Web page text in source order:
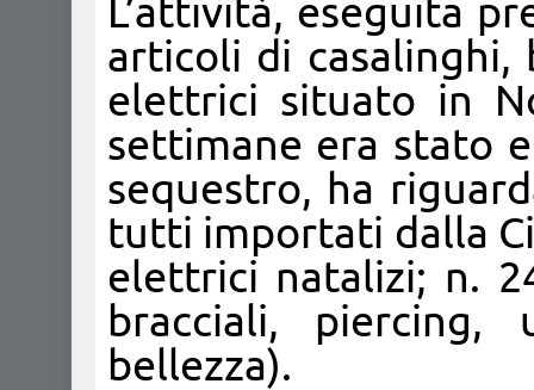
L’attività, eseguita
articoli di
elettrici situato in
settimane era stato
sequestro, ha
tutti importati dalla
elettrici natalizi; n.
bracciali,
bellezza).